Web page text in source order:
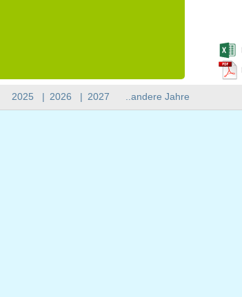
2025 | 2026 | 2027 ..andere Jahre